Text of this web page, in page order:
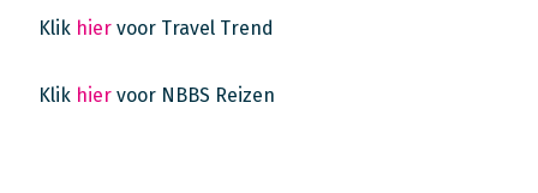
Klik hier voor Travel Trend
Klik hier voor NBBS Reizen